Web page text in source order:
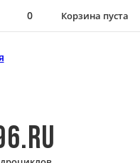
0 Корзина пуста